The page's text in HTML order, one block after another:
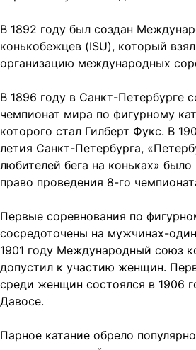
В 1892 году был создан
конькобежцев (ISU), который
организацию международных
В 1896 году в Санкт-Петербурге
чемпионат мира по фигурному
которого стал Гилберт Фукс. В
летия Санкт-Петербурга,
любителей бега на коньках» было
право проведения 8-го
Первые соревнования по
сосредоточены на мужчинах-
1901 году Международный союз
допустил к участию женщин.
среди женщин состоялся в 1906
Давосе.
Парное катание обрело